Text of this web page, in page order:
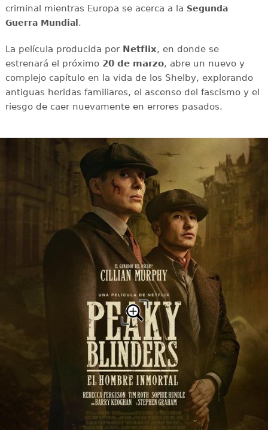
criminal mientras Europa se acerca a la Segunda
Guerra Mundial .
La película producida por Netflix, en donde se
estrenará el próximo 20 de marzo, abre un nuevo y
complejo capítulo en la vida de los Shelby, explorando
antiguas heridas familiares, el ascenso del fascismo y el
riesgo de caer nuevamente en errores pasados.